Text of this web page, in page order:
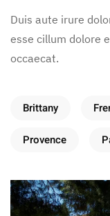
Duis aute irure
esse cillum dolore
occaecat.
Brittany
Provence